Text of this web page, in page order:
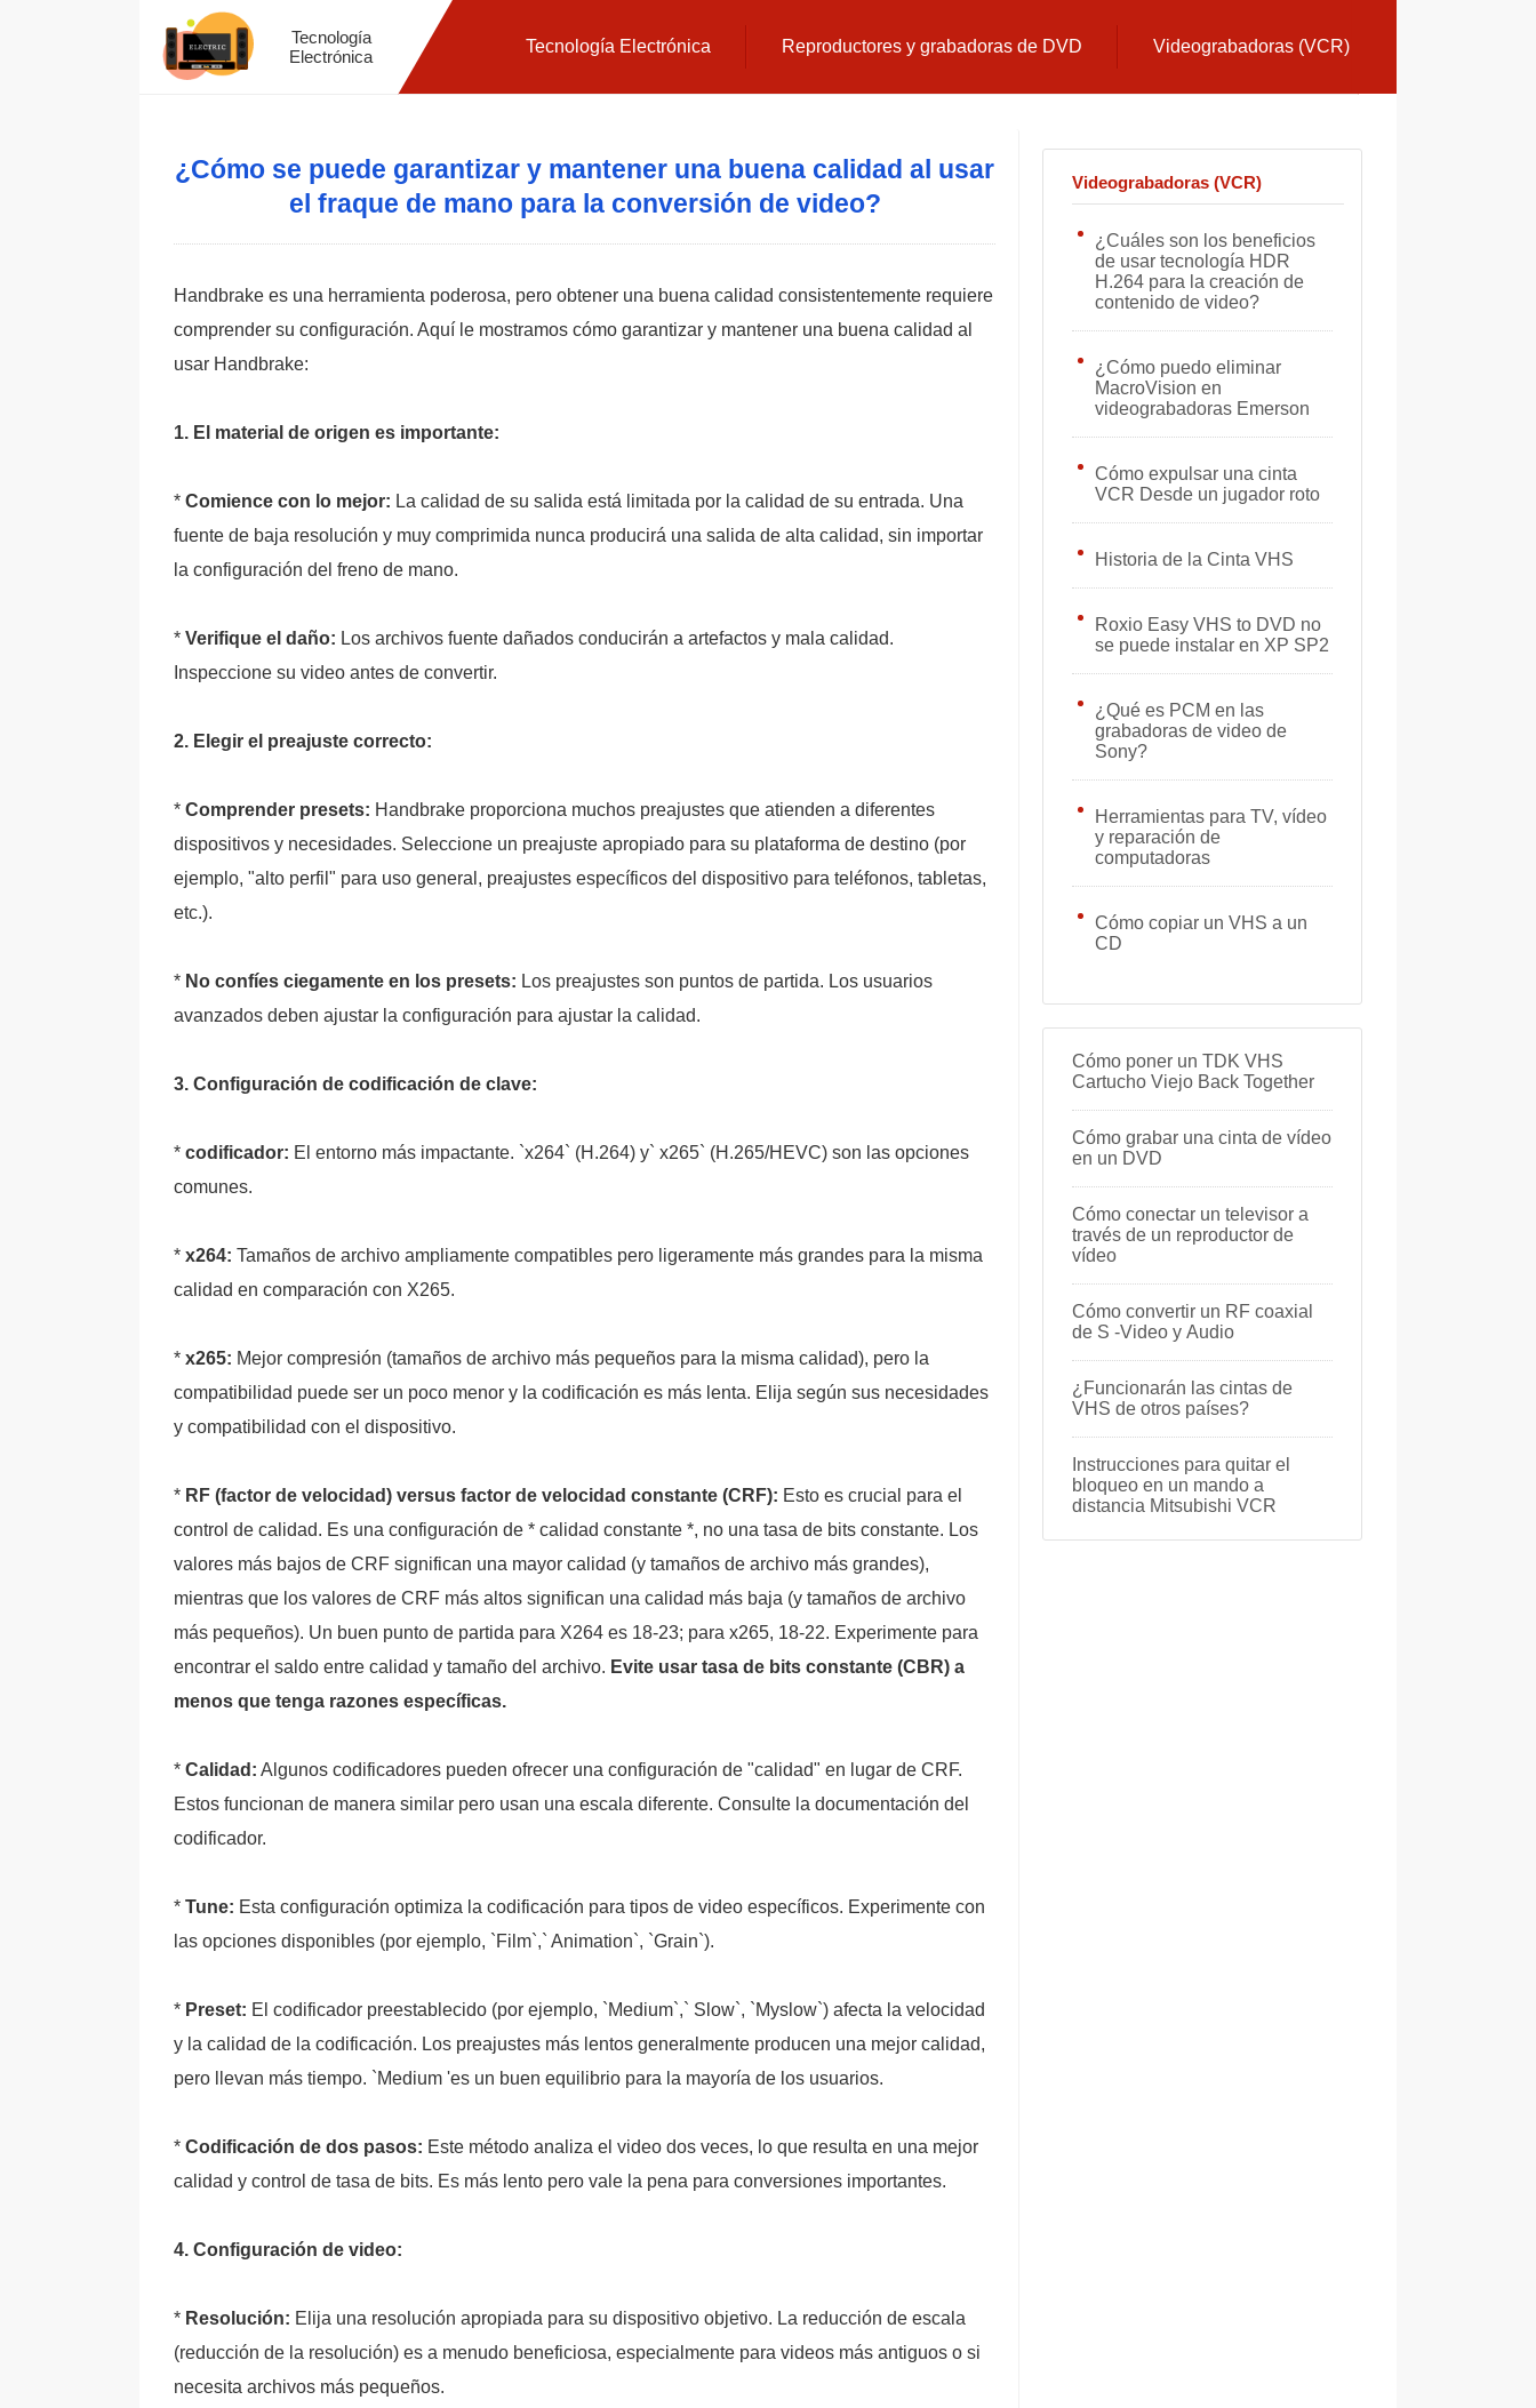
Tecnología
Electrónica
Tecnología Electrónica Reproductores y grabadoras de DVD Videograbadoras (VCR)
¿Cómo se puede garantizar y mantener una buena calidad al usar
el fraque de mano para la conversión de video?
Handbrake es una herramienta poderosa, pero obtener una buena calidad consistentemente requiere
comprender su configuración. Aquí le mostramos cómo garantizar y mantener una buena calidad al
usar Handbrake:
1. El material de origen es importante:
* Comience con lo mejor: La calidad de su salida está limitada por la calidad de su entrada. Una
fuente de baja resolución y muy comprimida nunca producirá una salida de alta calidad, sin importar
la configuración del freno de mano.
* Verifique el daño: Los archivos fuente dañados conducirán a artefactos y mala calidad.
Inspeccione su video antes de convertir.
2. Elegir el preajuste correcto:
* Comprender presets: Handbrake proporciona muchos preajustes que atienden a diferentes
dispositivos y necesidades. Seleccione un preajuste apropiado para su plataforma de destino (por
ejemplo, "alto perfil" para uso general, preajustes específicos del dispositivo para teléfonos, tabletas,
etc.).
* No confíes ciegamente en los presets: Los preajustes son puntos de partida. Los usuarios
avanzados deben ajustar la configuración para ajustar la calidad.
3. Configuración de codificación de clave:
* codificador: El entorno más impactante. `x264` (H.264) y` x265` (H.265/HEVC) son las opciones
comunes.
* x264: Tamaños de archivo ampliamente compatibles pero ligeramente más grandes para la misma
calidad en comparación con X265.
* x265: Mejor compresión (tamaños de archivo más pequeños para la misma calidad), pero la
compatibilidad puede ser un poco menor y la codificación es más lenta. Elija según sus necesidades
y compatibilidad con el dispositivo.
* RF (factor de velocidad) versus factor de velocidad constante (CRF): Esto es crucial para el
control de calidad. Es una configuración de * calidad constante *, no una tasa de bits constante. Los
valores más bajos de CRF significan una mayor calidad (y tamaños de archivo más grandes),
mientras que los valores de CRF más altos significan una calidad más baja (y tamaños de archivo
más pequeños). Un buen punto de partida para X264 es 18-23; para x265, 18-22. Experimente para
encontrar el saldo entre calidad y tamaño del archivo. Evite usar tasa de bits constante (CBR) a
menos que tenga razones específicas.
* Calidad: Algunos codificadores pueden ofrecer una configuración de "calidad" en lugar de CRF.
Estos funcionan de manera similar pero usan una escala diferente. Consulte la documentación del
codificador.
* Tune: Esta configuración optimiza la codificación para tipos de video específicos. Experimente con
las opciones disponibles (por ejemplo, `Film`,` Animation`, `Grain`).
* Preset: El codificador preestablecido (por ejemplo, `Medium`,` Slow`, `Myslow`) afecta la velocidad
y la calidad de la codificación. Los preajustes más lentos generalmente producen una mejor calidad,
pero llevan más tiempo. `Medium 'es un buen equilibrio para la mayoría de los usuarios.
* Codificación de dos pasos: Este método analiza el video dos veces, lo que resulta en una mejor
calidad y control de tasa de bits. Es más lento pero vale la pena para conversiones importantes.
4. Configuración de video:
* Resolución: Elija una resolución apropiada para su dispositivo objetivo. La reducción de escala
(reducción de la resolución) es a menudo beneficiosa, especialmente para videos más antiguos o si
necesita archivos más pequeños.
Videograbadoras (VCR)
¿Cuáles son los beneficios
de usar tecnología HDR
H.264 para la creación de
contenido de video?
¿Cómo puedo eliminar
MacroVision en
videograbadoras Emerson
Cómo expulsar una cinta
VCR Desde un jugador roto
Historia de la Cinta VHS
Roxio Easy VHS to DVD no
se puede instalar en XP SP2
¿Qué es PCM en las
grabadoras de video de
Sony?
Herramientas para TV, vídeo
y reparación de
computadoras
Cómo copiar un VHS a un
CD
Cómo poner un TDK VHS
Cartucho Viejo Back Together
Cómo grabar una cinta de vídeo
en un DVD
Cómo conectar un televisor a
través de un reproductor de
vídeo
Cómo convertir un RF coaxial
de S -Video y Audio
¿Funcionarán las cintas de
VHS de otros países?
Instrucciones para quitar el
bloqueo en un mando a
distancia Mitsubishi VCR